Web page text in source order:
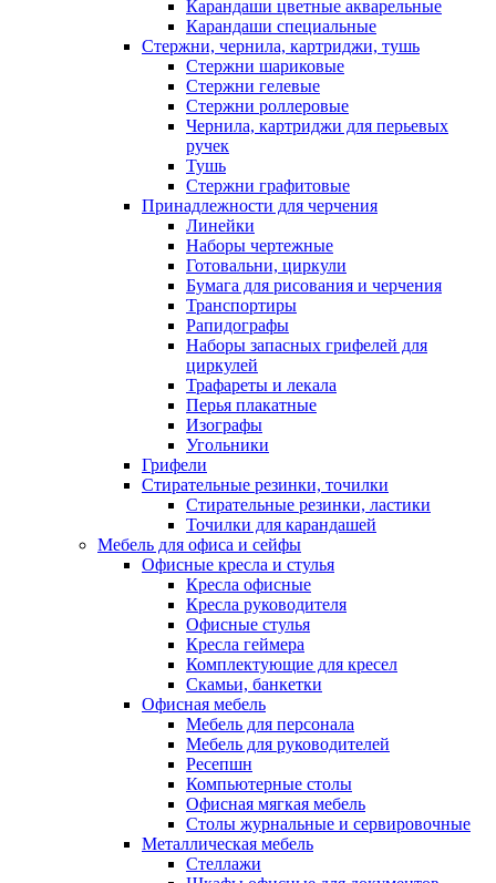
Карандаши цветные акварельные
Карандаши специальные
Стержни, чернила, картриджи, тушь
Стержни шариковые
Стержни гелевые
Стержни роллеровые
Чернила, картриджи для перьевых
ручек
Тушь
Стержни графитовые
Принадлежности для черчения
Линейки
Наборы чертежные
Готовальни, циркули
Бумага для рисования и черчения
Транспортиры
Рапидографы
Наборы запасных грифелей для
циркулей
Трафареты и лекала
Перья плакатные
Изографы
Угольники
Грифели
Стирательные резинки, точилки
Стирательные резинки, ластики
Точилки для карандашей
Мебель для офиса и сейфы
Офисные кресла и стулья
Кресла офисные
Кресла руководителя
Офисные стулья
Кресла геймера
Комплектующие для кресел
Скамьи, банкетки
Офисная мебель
Мебель для персонала
Мебель для руководителей
Ресепшн
Компьютерные столы
Офисная мягкая мебель
Столы журнальные и сервировочные
Металлическая мебель
Стеллажи